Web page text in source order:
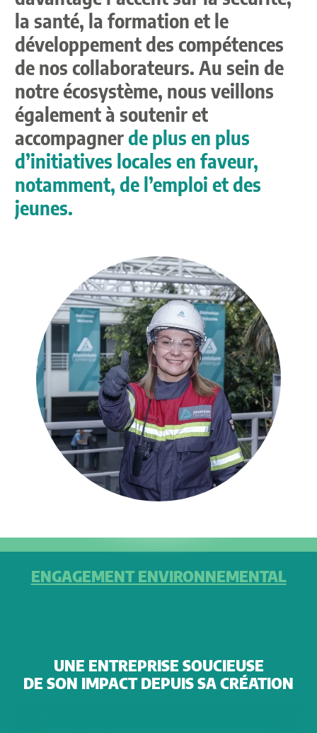
la santé, la formation et le
développement des compétences
de nos collaborateurs. Au sein de
notre écosystème, nous veillons
également à soutenir et
accompagnerde plus en plus
d’initiatives locales en faveur,
notamment, de l’emploi et des
jeunes.
ENGAGEMENT ENVIRONNEMENTAL
UNE ENTREPRISE SOUCIEUSE
DE SON IMPACT DEPUIS SA CRÉATION